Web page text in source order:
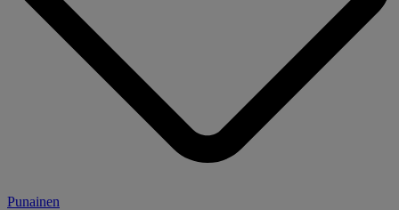
Punainen